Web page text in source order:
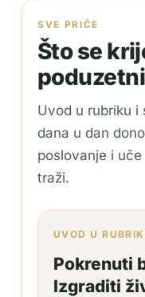
SVE PRIČE
Što se
Uvod u rubriku i
dana u dan
poslovanje i
traži.
UVOD U
Pokrenuti
Izgraditi